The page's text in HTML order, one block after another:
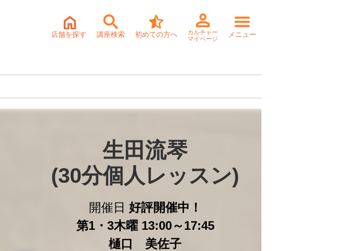
店舗を探す 講座検索 初めての方へ
カルチャー
マイページ
メニュー
生田流琴
(30分個人レッスン)
開催日 好評開催中！
第1・3木曜 13:00～17:45
樋口 美佐子